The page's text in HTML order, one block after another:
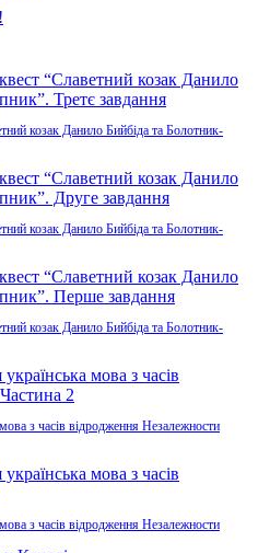
козак Данило Бийбіда та Болотник-
козак Данило Бийбіда та Болотник-
козак Данило Бийбіда та Болотник-
з часів відродження Незалежности
з часів відродження Незалежности